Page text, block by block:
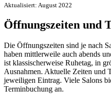
Aktualisiert: August 2022
Öffnungszeiten und
Die Öffnungszeiten sind je nach
haben mittlerweile auch abends
ist klassischerweise Ruhetag, in
Ausnahmen. Aktuelle Zeiten und
jeweiligen Eintrag. Viele Salons
Terminbuchung an.